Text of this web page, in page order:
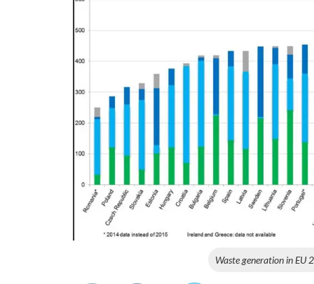
Waste generation in EU